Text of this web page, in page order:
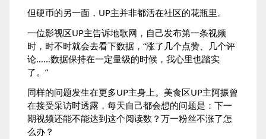
但硬币的另一面，UP主并非都活在社区的花瓶里。
一位影视区UP主告诉地歌网，自己发布第一条视频
时，时不时就会去看下数据，“涨了几个点赞、几个评
论……数据保持在一定量级的时候，我心里也踏实
了。”
同样的问题发生在更多UP主身上。美食区UP主阿振曾
在接受采访时透露，每天自己都会想的问题是：下一
期视频还能不能达到这个阅读数？万一粉丝不涨了怎
么办？